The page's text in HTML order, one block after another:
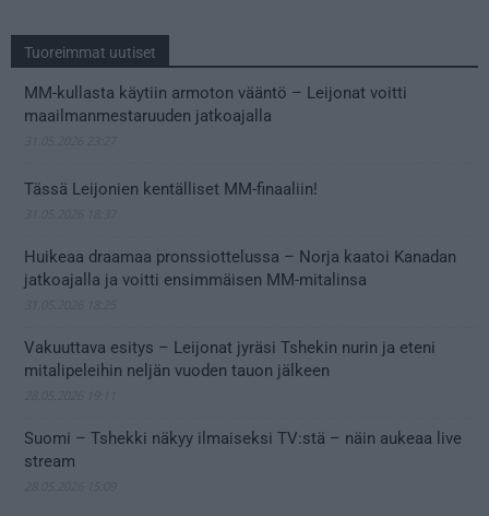
Tuoreimmat uutiset
MM-kullasta käytiin armoton vääntö – Leijonat voitti
maailmanmestaruuden jatkoajalla
Tässä Leijonien kentälliset MM-finaaliin!
Huikeaa draamaa pronssiottelussa – Norja kaatoi Kanadan
jatkoajalla ja voitti ensimmäisen MM-mitalinsa
Vakuuttava esitys – Leijonat jyräsi Tshekin nurin ja eteni
mitalipeleihin neljän vuoden tauon jälkeen
Suomi – Tshekki näkyy ilmaiseksi TV:stä – näin aukeaa live
stream